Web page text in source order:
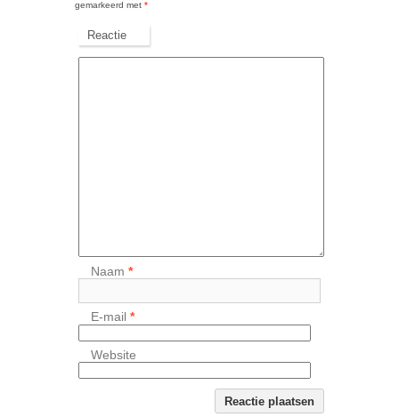
gemarkeerd met *
Reactie
Naam*
E-mail*
Website